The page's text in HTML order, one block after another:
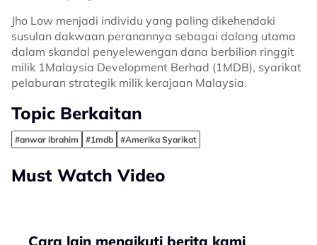
Jho Low menjadi individu yang paling dikehendaki
susulan dakwaan peranannya sebagai dalang utama
dalam skandal penyelewengan dana berbilion ringgit
milik 1Malaysia Development Berhad (1MDB), syarikat
pelaburan strategik milik kerajaan Malaysia.
Topic Berkaitan
#anwar ibrahim #1mdb #Amerika Syarikat
Must Watch Video
Cara lain mengikuti berita kami